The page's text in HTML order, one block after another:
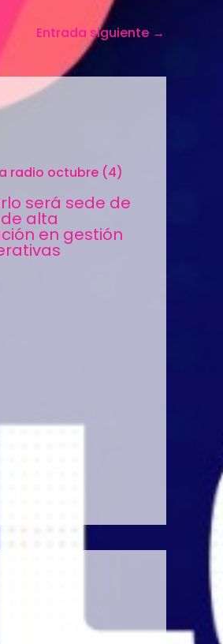
Entrada siguiente →
será sede de
alta
en gestión